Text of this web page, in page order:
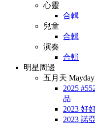
心靈
合輯
兒童
合輯
演奏
合輯
明星周邊
五月天 Mayday
2025
品
2023 好
2023 諾